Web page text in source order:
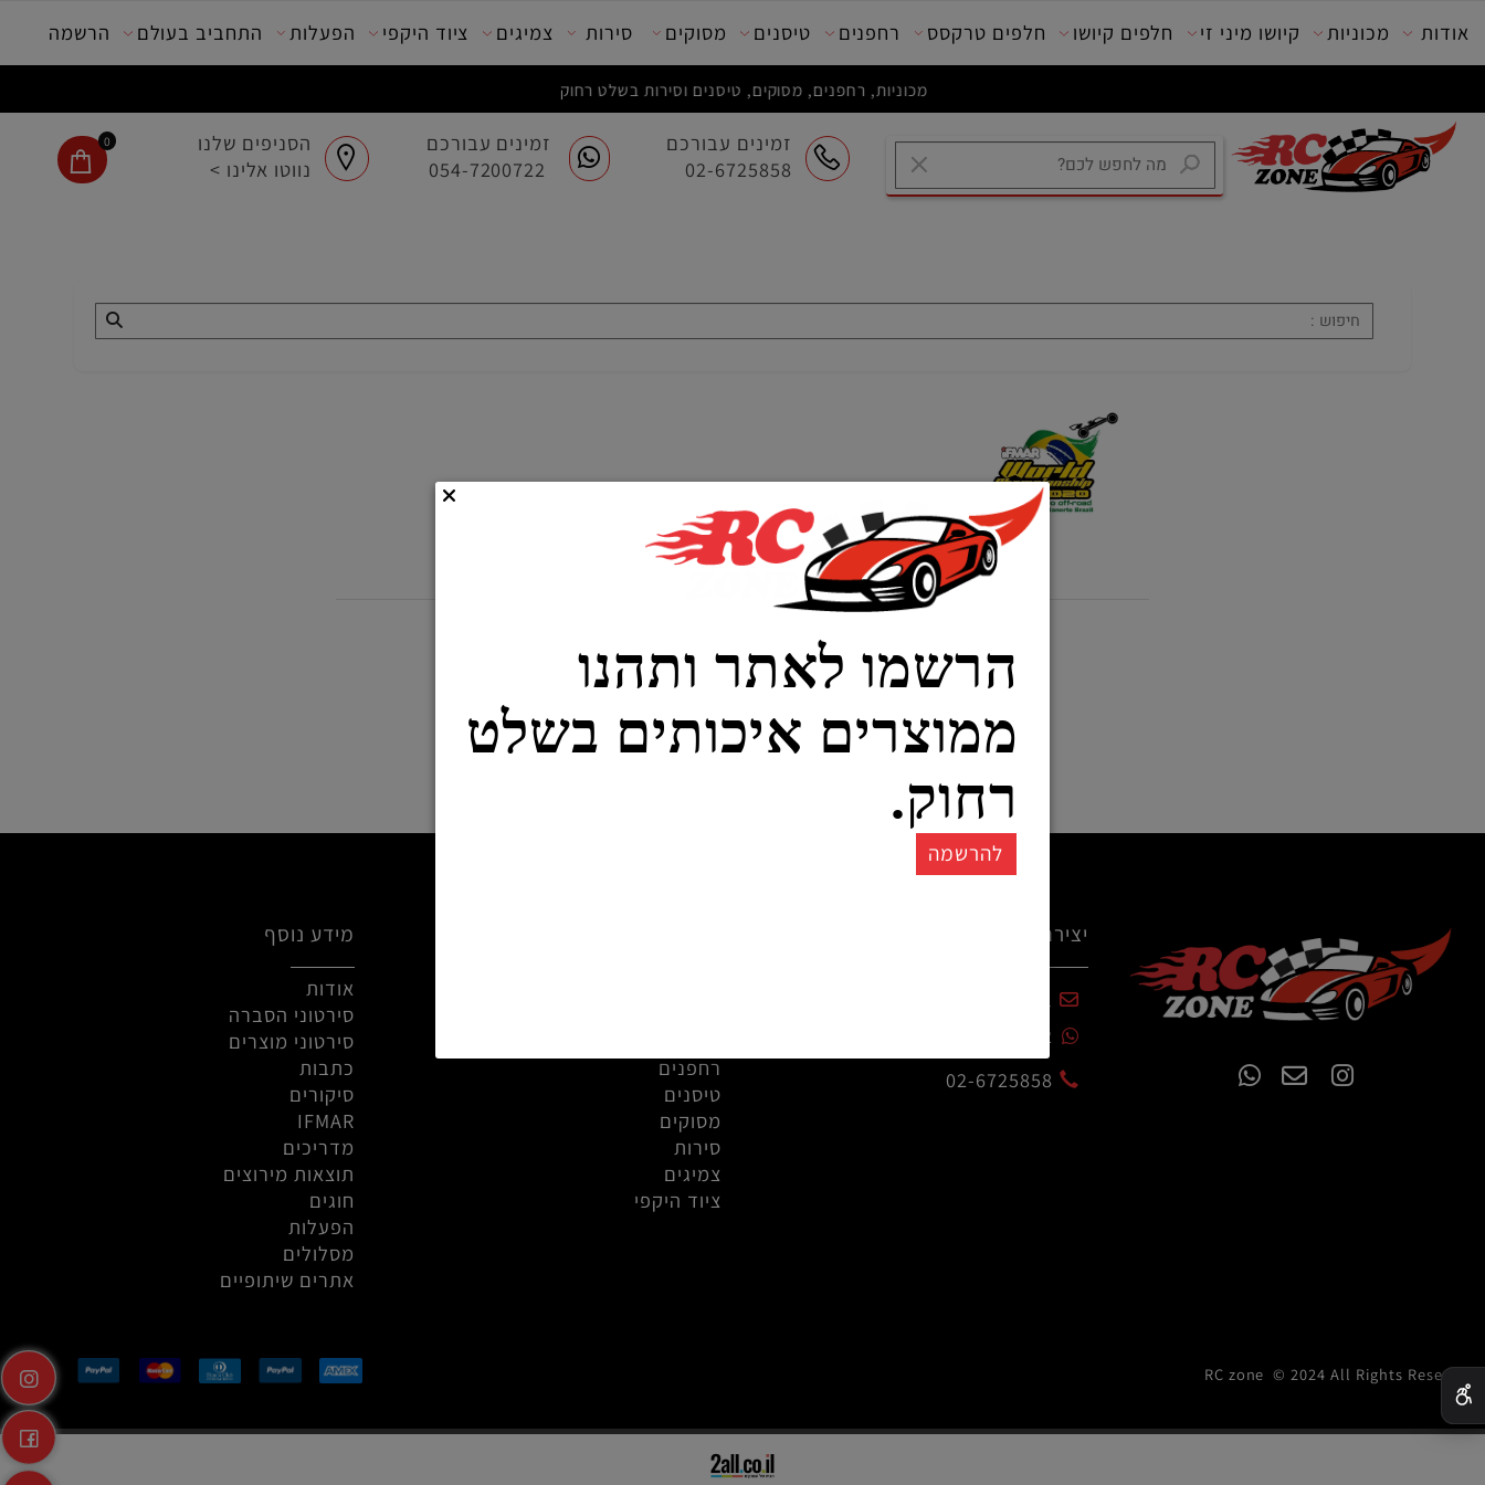
מכוניות, רחפנים, מסוקים, טיסנים וסירות בשלט רחוק
זמינים עבורכם
02-6725858
זמינים עבורכם
054-7200722
הסניפים שלנו
נווטו אלינו >
0
מכוניות קיושו מיני זי חלפים קיושו חלפים טרקסס רחפנים טיסנים מסוקים סירות צמיגים ציוד היקפי הפעלות התחביב בעולם הרשמה
ארסיזון - נציגת ישראל ב- IFMAR ההתאחדות העולמית למכוניות שלט
8/10/2019
יצירת קשר
info@rczone.co.il
054-7200722
קיושו מיני זי
חלפים
רחפנים
טיסנים
מסוקים
סירות
מידע נוסף
אודות
סירטוני הסברה
סירטוני מוצרים
כתבות
סיקורים
IFMAR
מדריכים
תוצאות מירוצים
חוגים
הפעלות
RC zone © 2024 All Rights
הרשמו לאתר ותהנו
ממוצרים איכותים בשלט
רחוק.